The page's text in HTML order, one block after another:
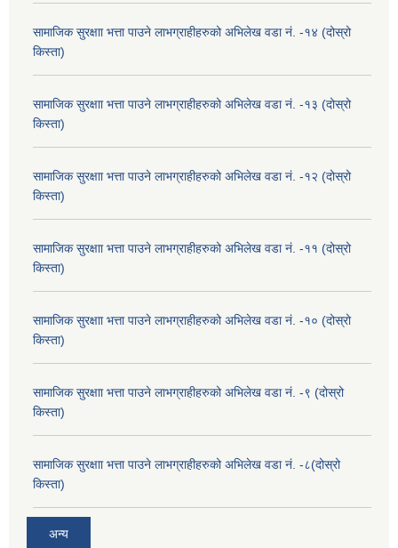
सामाजिक सुरक्षाा भत्ता पाउने लाभग्राहीहरुको अभिलेख वडा नं. -१४ (दोस्रो
किस्ता)
सामाजिक सुरक्षाा भत्ता पाउने लाभग्राहीहरुको अभिलेख वडा नं. -१३ (दोस्रो
किस्ता)
सामाजिक सुरक्षाा भत्ता पाउने लाभग्राहीहरुको अभिलेख वडा नं. -१२ (दोस्रो
किस्ता)
सामाजिक सुरक्षाा भत्ता पाउने लाभग्राहीहरुको अभिलेख वडा नं. -११ (दोस्रो
किस्ता)
सामाजिक सुरक्षाा भत्ता पाउने लाभग्राहीहरुको अभिलेख वडा नं. -१० (दोस्रो
किस्ता)
सामाजिक सुरक्षाा भत्ता पाउने लाभग्राहीहरुको अभिलेख वडा नं. -९ (दोस्रो
किस्ता)
सामाजिक सुरक्षाा भत्ता पाउने लाभग्राहीहरुको अभिलेख वडा नं. -८(दोस्रो
किस्ता)
अन्य